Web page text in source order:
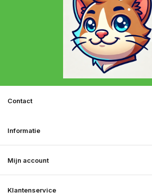
Klantenservice
Mijn account
Informatie
Contact